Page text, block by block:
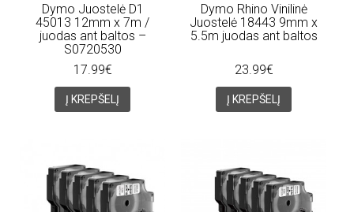
Dymo Juostelė D1
45013 12mm x 7m /
juodas ant baltos –
S0720530
17.99€
Į KREPŠELĮ
Dymo Rhino Vinilinė
Juostelė 18443 9mm x
5.5m juodas ant baltos
23.99€
Į KREPŠELĮ